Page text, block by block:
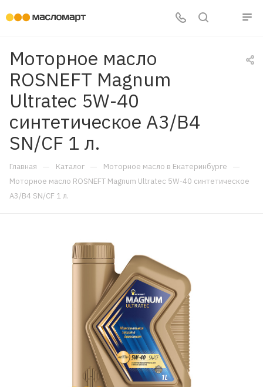
Моторное масло
ROSNEFT Magnum
Ultratec 5W-40
синтетическое A3/B4
SN/CF 1 л.
Главная — Каталог — Моторное масло в Екатеринбурге —
Моторное масло ROSNEFT Magnum Ultratec 5W-40 синтетическое
A3/B4 SN/CF 1 л.